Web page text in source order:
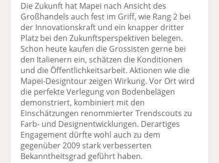
Die Zukunft hat Mapei nach Ansicht des
Großhandels auch fest im Griff, wie Rang 2 bei
der Innovationskraft und ein knapper dritter
Platz bei den Zukunftsperspektiven belegen.
Schon heute kaufen die Grossisten gerne bei
den Italienern ein, schätzen die Konditionen
und die Öffentlichkeitsarbeit. Aktionen wie die
Mapei-Designtour zeigen Wirkung. Vor Ort wird
die perfekte Verlegung von Bodenbelägen
demonstriert, kombiniert mit den
Einschätzungen renommierter Trendscouts zu
Farb- und Designentwicklungen. Derartiges
Engagement dürfte wohl auch zu dem
gegenüber 2009 stark verbesserten
Bekanntheitsgrad geführt haben.